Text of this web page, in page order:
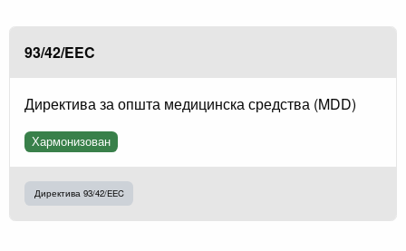
93/42/EEC
Директива за општа медицинска средства (MDD)
Хармонизован
Директива 93/42/EEC